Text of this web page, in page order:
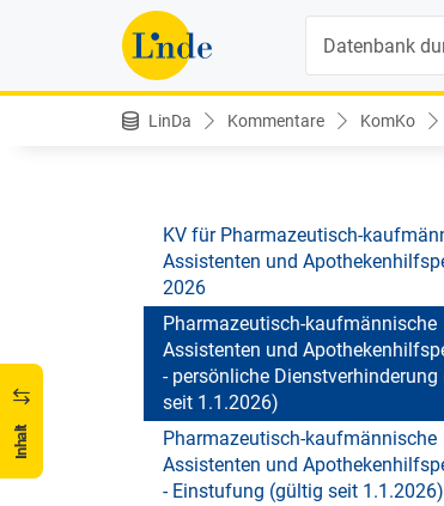
LinDa Kommentare KomKo
Inhalt
Verfall (gültig seit 1.1.2022)
Apotheken: Pharmazeutisch-
kaufmännische Assistent:innen
Apothekenhilfspersonal
KV für Pharmazeutisch-
Assistenten und
2026
Pharmazeutisch-kaufmännische
Assistenten und
- persönliche Dienstverhinderung
seit 1.1.2026)
Pharmazeutisch-kaufmännische
Assistenten und
- Einstufung (gültig seit 1.1.2026)